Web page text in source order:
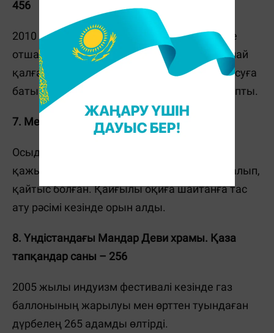
456
2010 жылы Камбоджа су фестивалі кезінде
отшашуды көргісі келетіндер көпірге сыймай
қалған. Адамдар Тонле Сап өзеніне құлап, суға
батып кетті. Салдарынан 456 адам қаза тапты.
7. Мекке-2006. Қаза тапқандар саны – 363
Осыдан 16 жыл бұрын Мекке маңында
қажылық кезінде 363 адам бір-біріне тапталып,
қайтыс болған. Қайғылы оқиға шайтанға тас
ату рәсімі кезінде орын алды.
8. Үндістандағы Мандар Деви храмы. Қаза
тапқандар саны – 256
2005 жылы индуизм фестивалі кезінде газ
баллонының жарылуы мен өрттен туындаған
дүрбелең 265 адамды өлтірді.